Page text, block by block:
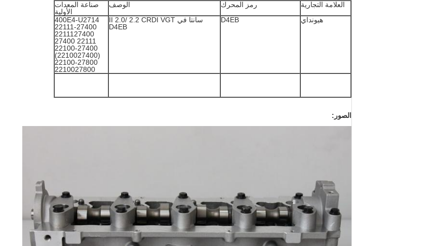
العلامة التجارية
رمز المحرك الوصف
صناعة المعدات
الأولية
هيونداي
D4EB
سانتا في II 2.0/ 2.2 CRDI VGT
D4EB
400E4-U2714
22111-27400
2211127400
22111 27400
22100-27400
(2210027400)
22100-27800
2210027800
الصور: